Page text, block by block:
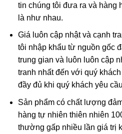
Di Linh, Tiên Cô, Đá Bàn, Đak
Công cuộc khai thác đá
Việc khai thác đá Sapphire tại
hành bằng phương pháp sàng
phương tiện cơ giới hỗ trợ.
nay đang áp dụng chính là:
– Đầu tiên sử dụng máy móc
nhằm làm lỏng mô đất đá của
tin chúng tôi đưa ra và hàng
là như nhau.
Giá luôn cập nhật và cạnh
tôi nhập khẩu từ nguồn gốc
trung gian và luôn luôn cập
tranh nhất đến với quý
đầy đủ khi quý khách yêu
Sản phẩm có chất lượng
hàng tự nhiên thiên nhiên
thường gấp nhiều lần giá trị